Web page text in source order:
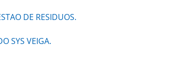
DE RESIDUOS.
SYS VEIGA.